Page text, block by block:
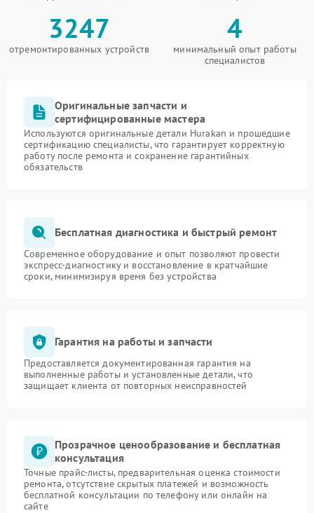
3247
отремонтированных устройств
4
минимальный опыт работы
специалистов
Оригинальные запчасти и
сертифицированные мастера
Используются оригинальные детали Hurakan и прошедшие
сертификацию специалисты, что гарантирует корректную
работу после ремонта и сохранение гарантийных
обязательств
Бесплатная диагностика и быстрый ремонт
Современное оборудование и опыт позволяют провести
экспресс-диагностику и восстановление в кратчайшие
сроки, минимизируя время без устройства
Гарантия на работы и запчасти
Предоставляется документированная гарантия на
выполненные работы и установленные детали, что
защищает клиента от повторных неисправностей
Прозрачное ценообразование и бесплатная
консультация
Точные прайс-листы, предварительная оценка стоимости
ремонта, отсутствие скрытых платежей и возможность
бесплатной консультации по телефону или онлайн на
сайте